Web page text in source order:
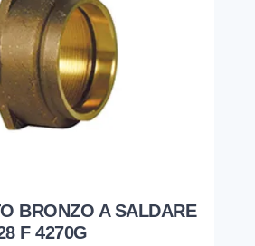
BRONZO A SALDARE
F 4270G